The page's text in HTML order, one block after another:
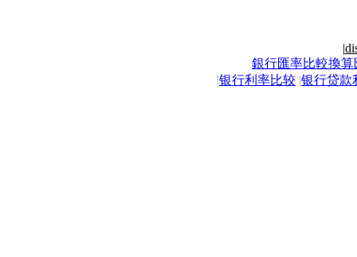
|
銀行匯率比較換算
|银行利率比较 |银行贷款